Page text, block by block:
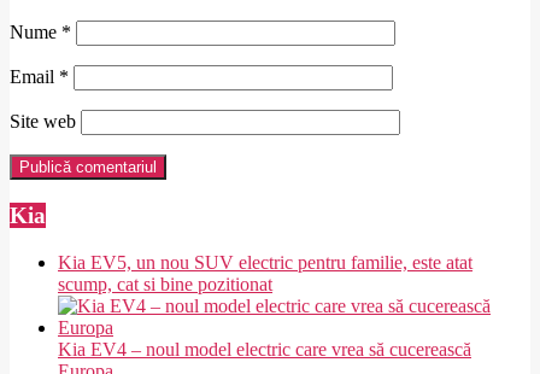
Nume *
Email *
Site web
Kia
Kia EV5, un nou SUV electric pentru familie, este atat
scump, cat si bine pozitionat
Kia EV4 – noul model electric care vrea să cucerească